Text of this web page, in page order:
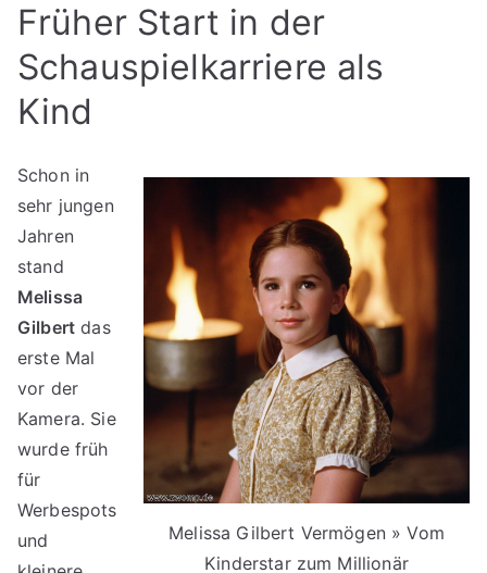
Früher Start in der
Schauspielkarriere als
Kind
Melissa Gilbert Vermögen » Vom
Kinderstar zum Millionär
Schon in
sehr jungen
Jahren
stand
Melissa
Gilbert das
erste Mal
vor der
Kamera. Sie
wurde früh
für
Werbespots
und